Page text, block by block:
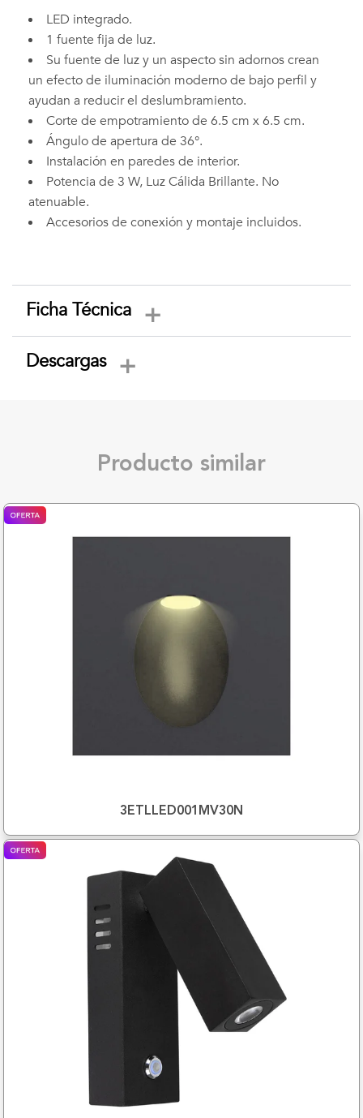
LED integrado.
1 fuente fija de luz.
Su fuente de luz y un aspecto sin adornos crean
un efecto de iluminación moderno de bajo perfil y
ayudan a reducir el deslumbramiento.
Corte de empotramiento de 6.5 cm x 6.5 cm.
Ángulo de apertura de 36°.
Instalación en paredes de interior.
Potencia de 3 W, Luz Cálida Brillante. No
atenuable.
Accesorios de conexión y montaje incluidos.
Ficha Técnica
Descargas
Producto similar
3ETLLED001MV30N